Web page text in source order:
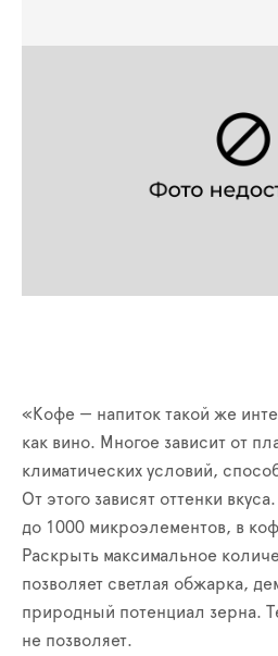
«Кофе — напиток такой же
как вино. Многое зависит от
климатических условий,
От этого зависят оттенки
до 1000 микроэлементов, в
Раскрыть максимальное
позволяет светлая обжарка,
природный потенциал зерна.
не позволяет.